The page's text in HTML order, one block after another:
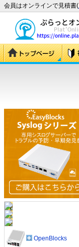
会員はオンラインで見積書(
OpenBlocks